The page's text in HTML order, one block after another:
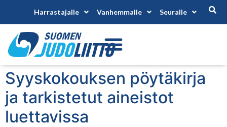
Harrastajalle Vanhemmalle Seuralle
Syyskokouksen pöytäkirja
ja tarkistetut aineistot
luettavissa